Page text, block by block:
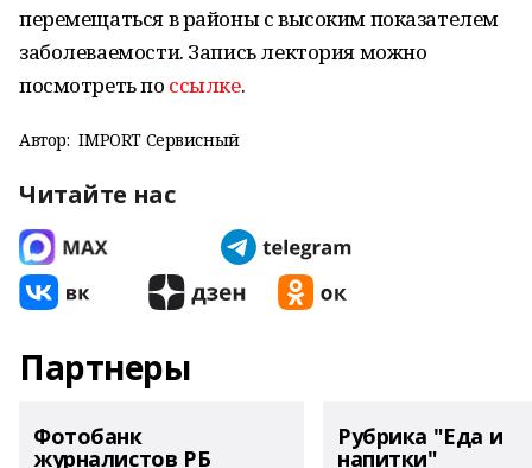
перемещаться в районы с высоким показателем
заболеваемости. Запись лектория можно
посмотреть по ссылке.
Автор: IMPORT Сервисный
Читайте нас
Партнеры
Фотобанк
журналистов РБ
Рубрика "Еда и
напитки"